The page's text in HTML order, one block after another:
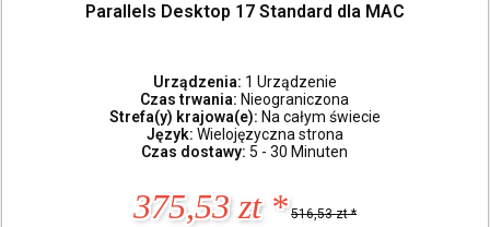
Parallels Desktop 17 Standard dla MAC
Urządzenia: 1 Urządzenie
Czas trwania: Nieograniczona
Strefa(y) krajowa(e): Na całym świecie
Język: Wielojęzyczna strona
Czas dostawy: 5 - 30 Minuten
375,53 zt * 516,53 zt *